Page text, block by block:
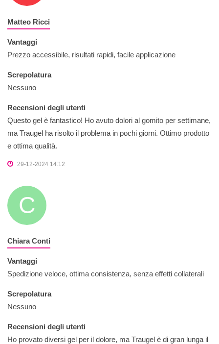
Matteo Ricci
Vantaggi
Prezzo accessibile, risultati rapidi, facile applicazione
Screpolatura
Nessuno
Recensioni degli utenti
Questo gel è fantastico! Ho avuto dolori al gomito per settimane,
ma Traugel ha risolto il problema in pochi giorni. Ottimo prodotto
e ottima qualità.
29-12-2024 14:12
C
Chiara Conti
Vantaggi
Spedizione veloce, ottima consistenza, senza effetti collaterali
Screpolatura
Nessuno
Recensioni degli utenti
Ho provato diversi gel per il dolore, ma Traugel è di gran lunga il